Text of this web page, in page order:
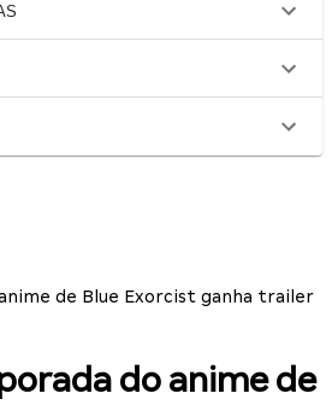
de Blue Exorcist ganha trailer
do anime de